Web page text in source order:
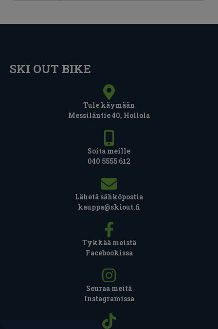
SKI OUT BIKE
Tule käymään
Messiläntie 40, Hollola
Soita meille
040 5555 612
Lähetä sähköpostia
kauppa@skiout.fi
Tykkää meistä
Facebookissa
Seuraa meitä
Instagramissa